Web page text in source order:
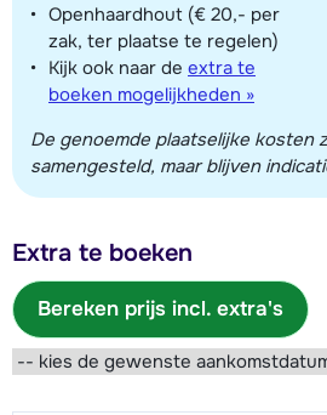
Openhaardhout (€ 20,- per
zak, ter plaatse te regelen)
Kijk ook naar de extra te
boeken mogelijkheden »
De genoemde plaatselijke kosten
samengesteld, maar blijven
Extra te boeken
Bereken prijs incl. extra's